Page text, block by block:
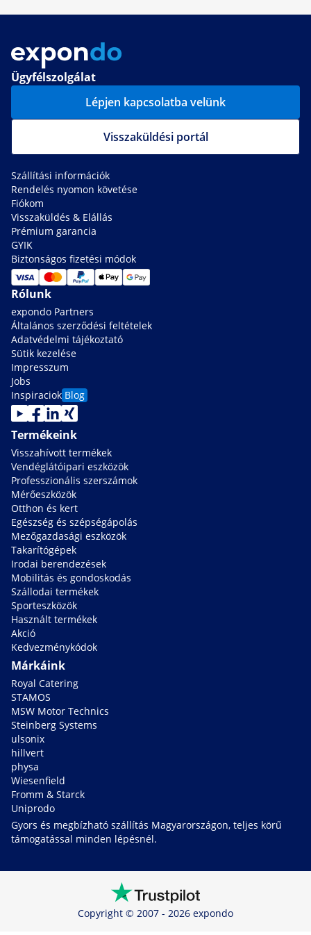
Ügyfélszolgálat
Lépjen kapcsolatba velünk
Visszaküldési portál
Szállítási információk
Rendelés nyomon követése
Fiókom
Visszaküldés & Elállás
Prémium garancia
GYIK
Biztonságos fizetési módok
Rólunk
expondo Partners
Általános szerződési feltételek
Adatvédelmi tájékoztató
Sütik kezelése
Impresszum
Jobs
Inspiraciok Blog
Termékeink
Visszahívott termékek
Vendéglátóipari eszközök
Professzionális szerszámok
Mérőeszközök
Otthon és kert
Egészség és szépségápolás
Mezőgazdasági eszközök
Takarítógépek
Irodai berendezések
Mobilitás és gondoskodás
Szállodai termékek
Sporteszközök
Használt termékek
Akció
Kedvezménykódok
Márkáink
Royal Catering
STAMOS
MSW Motor Technics
Steinberg Systems
ulsonix
hillvert
physa
Wiesenfield
Fromm & Starck
Uniprodo
Gyors és megbízható szállítás Magyarországon, teljes körű
támogatással minden lépésnél.
Copyright © 2007 - 2026 expondo